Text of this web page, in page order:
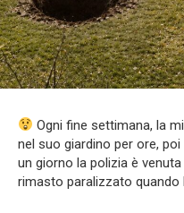
Ogni fine settimana, la
nel suo giardino per ore,
un giorno la polizia è
rimasto paralizzato